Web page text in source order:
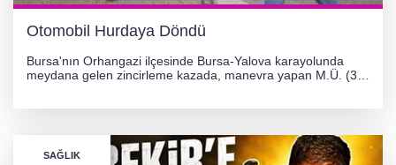
Otomobil Hurdaya Döndü
Bursa'nın Orhangazi ilçesinde Bursa-Yalova karayolunda
meydana gelen zincirleme kazada, manevra yapan M.Ü. (35)
SAĞLIK